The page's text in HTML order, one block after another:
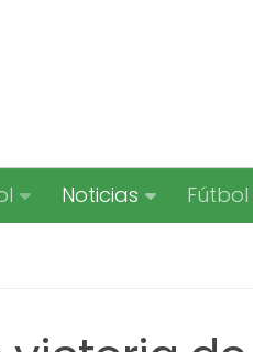
Noticias Fútbol